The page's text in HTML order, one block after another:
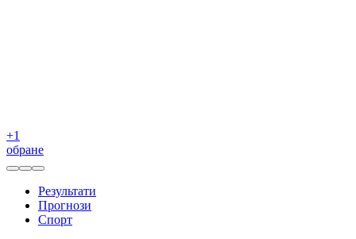
+1
обране
Результати
Прогнози
Спорт